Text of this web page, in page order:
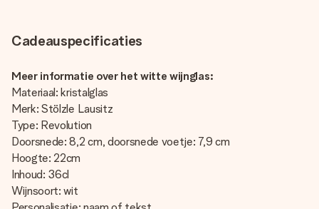
Cadeauspecificaties
Meer informatie over het witte wijnglas:
Materiaal: kristalglas
Merk: Stölzle Lausitz
Type: Revolution
Doorsnede: 8,2 cm, doorsnede voetje: 7,9 cm
Hoogte: 22cm
Inhoud: 36cl
Wijnsoort: wit